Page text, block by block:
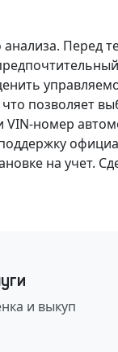
Перед
позволяет
номер
на учет.
и выкуп